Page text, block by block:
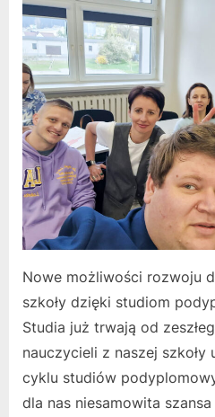
Nowe możliwości rozwoju
szkoły dzięki studiom
Studia już trwają od
nauczycieli z naszej
cyklu studiów
dla nas niesamowita